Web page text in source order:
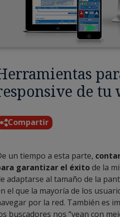
de tu
Compartir
un tiempo a esta parte,
garantizar el éxitode la
adaptarse al tamaño de la
el que la mayoría de los
por la red. También es
buscadores nos “vean con